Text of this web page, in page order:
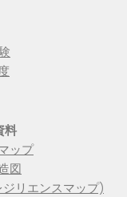
料
ップ
図
リエンスマップ)